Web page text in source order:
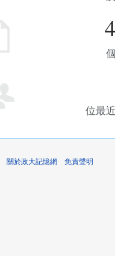
位最
關於政大記憶網 免責聲明